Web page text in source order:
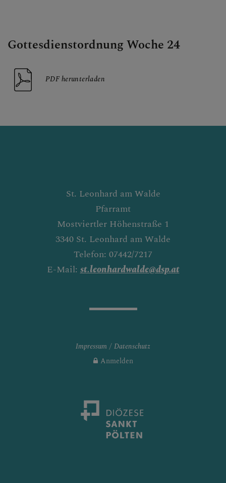
Gottesdienstordnung Woche 24
PDF herunterladen
St. Leonhard am Walde
Pfarramt
Mostviertler Höhenstraße 1
3340 St. Leonhard am Walde
Telefon: 07442/7217
E-Mail:st.leonhardwalde@dsp.at
Impressum
Datenschutz
Anmelden